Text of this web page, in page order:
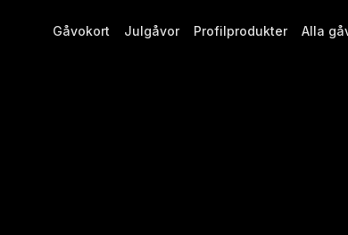
Gåvokort Julgåvor Profilprodukter Alla